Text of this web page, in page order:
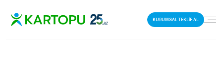
KURUMSAL TEKLİF AL